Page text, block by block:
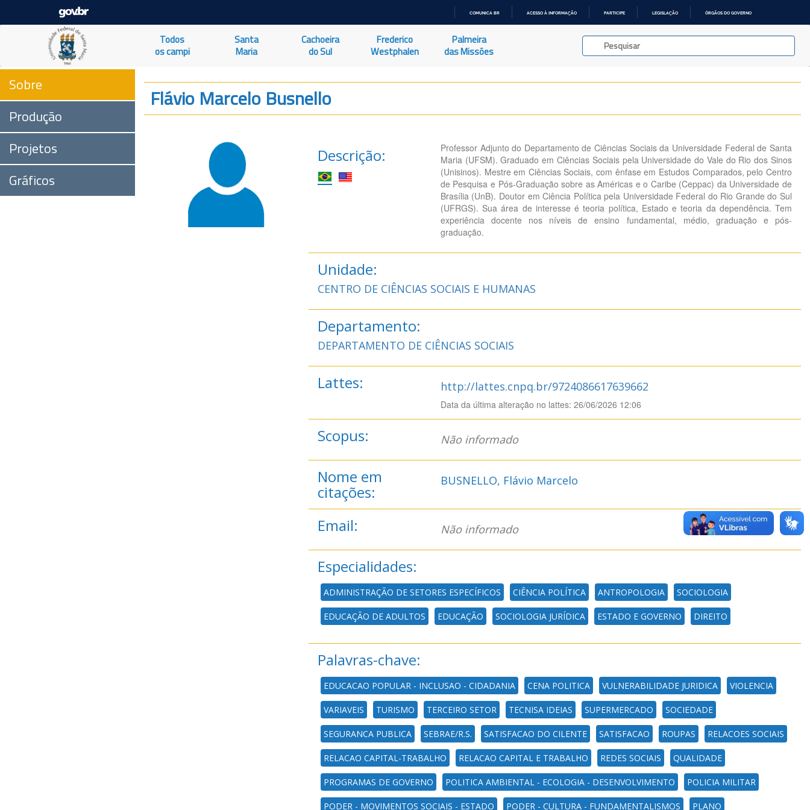
O
COMUNICA BR ACESSO À INFORMAÇÃO PARTICIPE LEGISLAÇÃO ÓRGÃOS DO GOVERNO
Todos
os campi
Santa
Maria
Cachoeira
do Sul
Frederico
Westphalen
Palmeira
das Missões
Sobre
Produção
Projetos
Gráficos
Flávio Marcelo Busnello
Descrição:
Professor Adjunto do Departamento de Ciências Sociais da Universidade Federal de Santa
Maria (UFSM). Graduado em Ciências Sociais pela Universidade do Vale do Rio dos Sinos
(Unisinos). Mestre em Ciências Sociais, com ênfase em Estudos Comparados, pelo Centro
de Pesquisa e Pós-Graduação sobre as Américas e o Caribe (Ceppac) da Universidade de
Brasília (UnB). Doutor em Ciência Política pela Universidade Federal do Rio Grande do Sul
(UFRGS). Sua área de interesse é teoria política, Estado e teoria da dependência. Tem
experiência docente nos níveis de ensino fundamental, médio, graduação e pós-
graduação.
Unidade:
CENTRO DE CIÊNCIAS SOCIAIS E HUMANAS
Departamento:
DEPARTAMENTO DE CIÊNCIAS SOCIAIS
Lattes: http://lattes.cnpq.br/9724086617639662
Data da última alteração no lattes: 26/06/2026 12:06
Scopus: Não informado
Nome em
citações:
BUSNELLO, Flávio Marcelo
Email: Não informado
Especialidades:
ADMINISTRAÇÃO DE SETORES ESPECÍFICOS CIÊNCIA POLÍTICA ANTROPOLOGIA SOCIOLOGIA
EDUCAÇÃO DE ADULTOS EDUCAÇÃO SOCIOLOGIA JURÍDICA ESTADO E GOVERNO DIREITO
Palavras-chave:
EDUCACAO POPULAR - INCLUSAO - CIDADANIA CENA POLITICA VULNERABILIDADE JURIDICA VIOLENCIA
VARIAVEIS TURISMO TERCEIRO SETOR TECNISA IDEIAS SUPERMERCADO SOCIEDADE
SEGURANCA PUBLICA SEBRAE/R.S. SATISFACAO DO CILENTE SATISFACAO ROUPAS RELACOES SOCIAIS
RELACAO CAPITAL-TRABALHO RELACAO CAPITAL E TRABALHO REDES SOCIAIS QUALIDADE
PROGRAMAS DE GOVERNO POLITICA AMBIENTAL - ECOLOGIA - DESENVOLVIMENTO POLICIA MILITAR
PODER - MOVIMENTOS SOCIAIS - ESTADO PODER - CULTURA - FUNDAMENTALISMOS PLANO